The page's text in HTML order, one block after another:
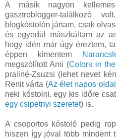
A másik nagyon
gasztroblogger-találkozó
blogkóstolón jártam, csak
és egyedül mászkáltam az
hogy idén már úgy éreztem,
éppen kimentem
megszólított Ami (Colors in
praliné-Zsuzsi (lehet nevet
Renit várta (Az élet napos
neki kóstolni, egy kis időre
egy csipetnyi szeretet) is.
A csoportos kóstoló pedig
hiszen így jóval több mindent